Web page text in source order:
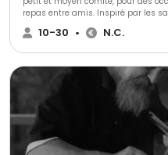
repas entre amis. Inspiré par les
cuisine authentique et faite
des produits de saison et des
10-30 • N.C.